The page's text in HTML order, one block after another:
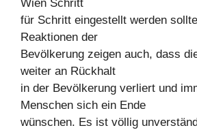
Wien Schritt
für Schritt eingestellt werden
Reaktionen der
Bevölkerung zeigen auch, dass
weiter an Rückhalt
in der Bevölkerung verliert und
Menschen sich ein Ende
wünschen. Es ist völlig